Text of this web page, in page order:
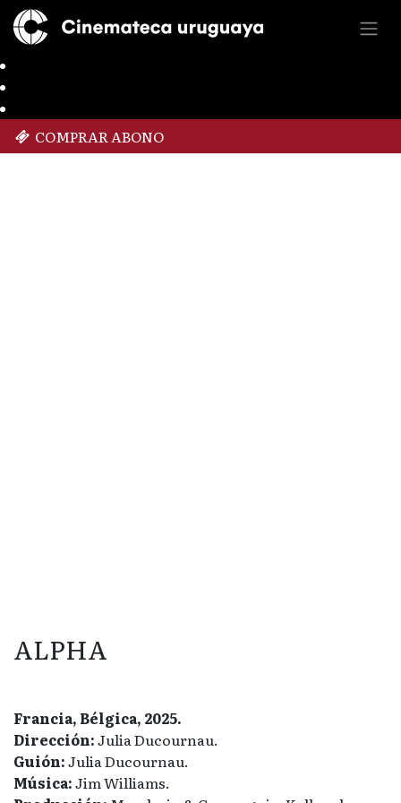
COMPRAR ABONO
ALPHA
Francia, Bélgica, 2025.
Dirección:Julia Ducournau.
Guión:Julia Ducournau.
Música:Jim Williams.